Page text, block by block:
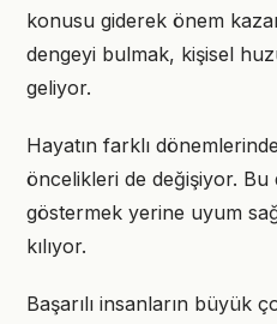
konusu giderek önem
dengeyi bulmak, kişisel
geliyor.
Hayatın farklı
öncelikleri de değişiyor. Bu
göstermek yerine uyum
kılıyor.
Başarılı insanların büyük